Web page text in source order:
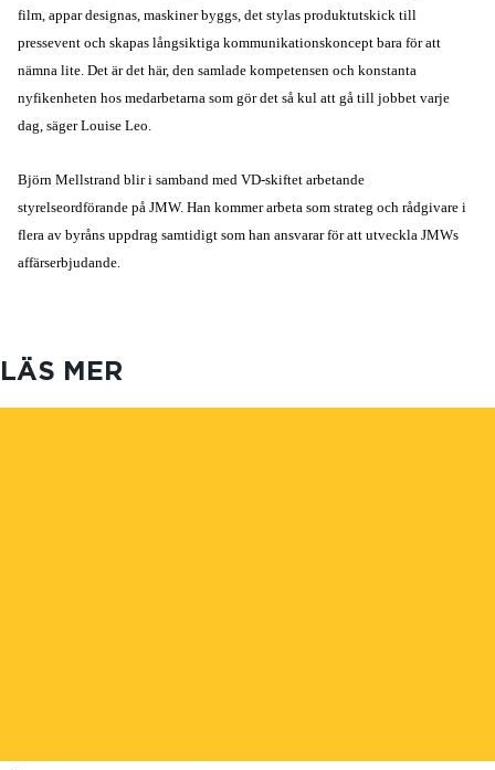
film, appar designas, maskiner byggs, det stylas produktutskick till
pressevent och skapas långsiktiga kommunikationskoncept bara för att
nämna lite. Det är det här, den samlade kompetensen och konstanta
nyfikenheten hos medarbetarna som gör det så kul att gå till jobbet varje
dag, säger Louise Leo.
Björn Mellstrand blir i samband med VD-skiftet arbetande
styrelseordförande på JMW. Han kommer arbeta som strateg och rådgivare i
flera av byråns uppdrag samtidigt som han ansvarar för att utveckla JMWs
affärserbjudande.
LÄS MER